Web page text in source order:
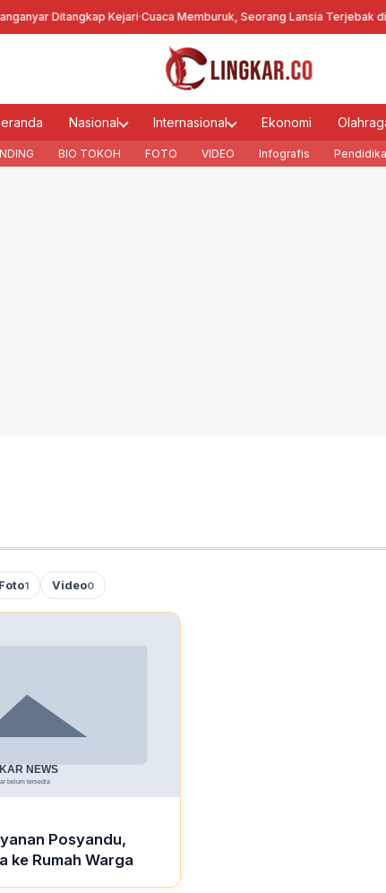
Ditangkap Kejari·Cuaca Memburuk, Seorang Lansia Terjebak di
Nasional Internasional Ekonomi
BIO TOKOH FOTO VIDEO Infografis
Foto1 Video0
Posyandu,
ke Rumah Warga